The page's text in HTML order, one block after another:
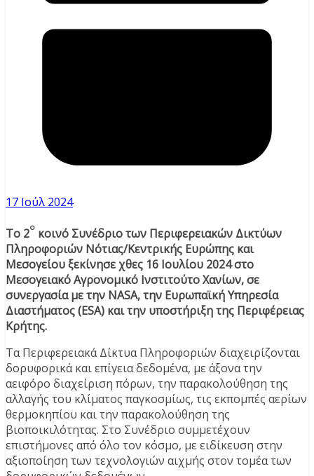
17 Ιούλ 2024
Το 2ο κοινό Συνέδριο των Περιφερειακών Δικτύων
Πληροφοριών Νότιας/Κεντρικής Ευρώπης και
Μεσογείου ξεκίνησε χθες 16 Ιουλίου 2024 στο
Μεσογειακό Αγρονομικό Ινστιτούτο Χανίων, σε
συνεργασία με την NASA, την Ευρωπαϊκή Υπηρεσία
Διαστήματος (ESA) και την υποστήριξη της Περιφέρειας
Κρήτης.
Τα Περιφερειακά Δίκτυα Πληροφοριών διαχειρίζονται
δορυφορικά και επίγεια δεδομένα, με άξονα την
αειφόρο διαχείριση πόρων, την παρακολούθηση της
αλλαγής του κλίματος παγκοσμίως, τις εκπομπές αερίων
θερμοκηπίου και την παρακολούθηση της
βιοποικιλότητας. Στο Συνέδριο συμμετέχουν
επιστήμονες από όλο τον κόσμο, με ειδίκευση στην
αξιοποίηση των τεχνολογιών αιχμής στον τομέα των